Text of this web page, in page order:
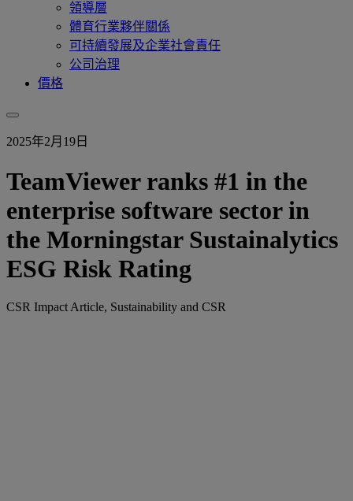
領導層
體育行業夥伴關係
可持續發展及企業社會責任
公司治理
價格
2025年2月19日
TeamViewer ranks #1 in the
enterprise software sector in
the Morningstar Sustainalytics
ESG Risk Rating
CSR Impact Article, Sustainability and CSR